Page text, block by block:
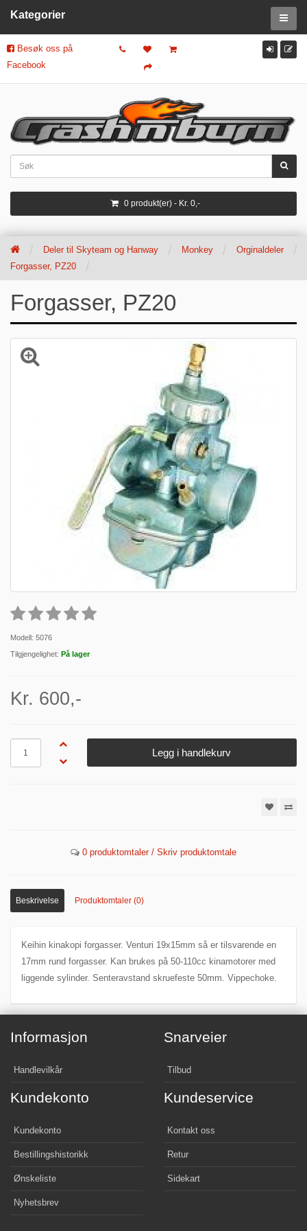
Besøk oss på
Facebook
0 produkt(er) - Kr. 0,-
Kategorier
Deler til Skyteam og Hanway Monkey
Orginaldeler
Forgasser, PZ20
Forgasser, PZ20
Modell: 5076
Tilgjengelighet: På lager
Kr. 600,-
Legg i handlekurv
0 produktomtaler / Skriv produktomtale
Beskrivelse Produktomtaler (0)
Keihin kinakopi forgasser. Venturi 19x15mm så er tilsvarende en
17mm rund forgasser. Kan brukes på 50-110cc kinamotorer med
liggende sylinder. Senteravstand skruefeste 50mm. Vippechoke.
Informasjon
Handlevilkår
Snarveier
Tilbud
Kundekonto
Kundekonto
Bestillingshistorikk
Ønskeliste
Nyhetsbrev
Kundeservice
Kontakt oss
Retur
Sidekart